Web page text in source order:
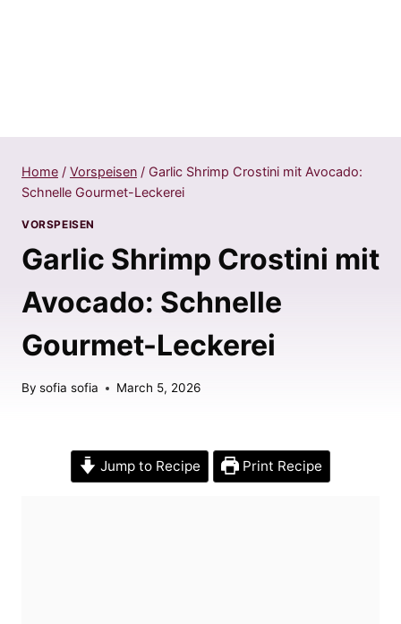
Home / Vorspeisen / Garlic Shrimp Crostini mit Avocado:
Schnelle Gourmet-Leckerei
VORSPEISEN
Garlic Shrimp Crostini mit
Avocado: Schnelle
Gourmet-Leckerei
By sofia sofia March 5, 2026
Jump to Recipe Print Recipe